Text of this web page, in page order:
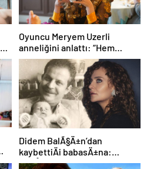
Oyuncu Meryem Uzerli
anneliğini anlattı: “Hem
disiplinli hem rahatım”
Didem BalÃ§Ä±n’dan
kaybettiÄi babasÄ±na:
GidiÅler hep Ã§ok erken